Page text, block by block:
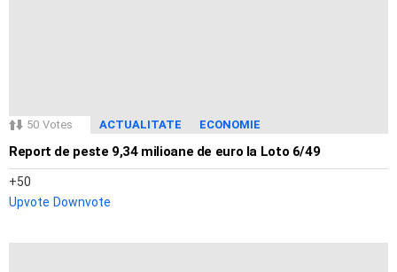
50 Votes ACTUALITATE ECONOMIE
Report de peste 9,34 milioane de euro la Loto 6/49
50
Upvote Downvote